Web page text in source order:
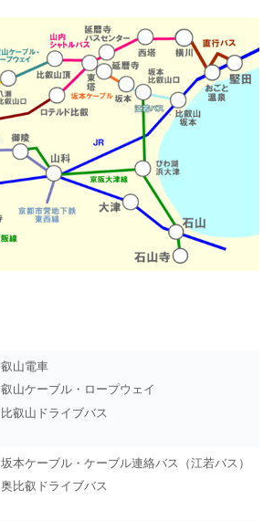
叡山電車
叡山ケーブル・ロープウェイ
比叡山ドライブバス
坂本ケーブル・ケーブル連絡バス（江若バス）
奥比叡ドライブバス